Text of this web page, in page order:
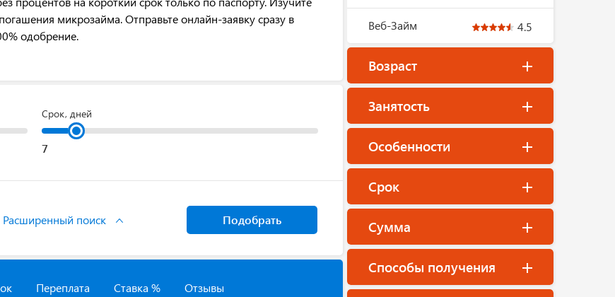
микрозайма. Отправьте онлайн-заявку сразу в
одобрение.
Срок, дней
Расширенный поиск Подобрать
Переплата Ставка % Отзывы
Веб-Займ 4.5
Возраст
Занятость
Особенности
Срок
Сумма
Способы получения